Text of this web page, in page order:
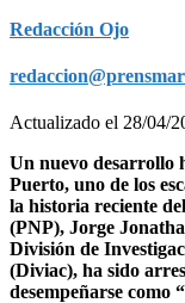
Redacción Ojo
Actualizado el 28/04/
Un nuevo desarrollo
Puerto, uno de los
la historia reciente
(PNP), Jorge
División de
(Diviac), ha sido
desempeñarse como